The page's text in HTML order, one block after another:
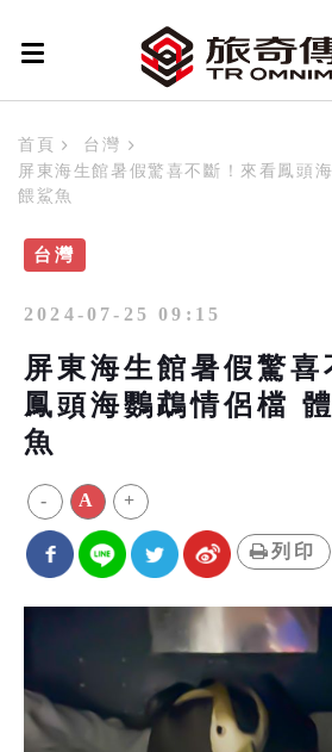
首頁
台灣
屏東海生館暑假驚喜不斷！來看鳳頭
餵鯊魚
台灣
2024-07-25 09:15
屏東海生館暑假驚喜
鳳頭海鸚鵡情侶檔
魚
- A +
列印